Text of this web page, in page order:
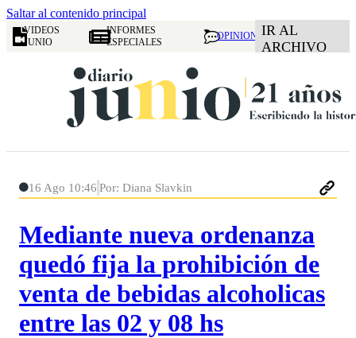
Saltar al contenido principal
VIDEOS
JUNIO
INFORMES
ESPECIALES
OPINION IR AL
ARCHIVO
16 Ago 10:46 Por: Diana Slavkin
Mediante nueva ordenanza
quedó fija la prohibición de
venta de bebidas alcoholicas
entre las 02 y 08 hs